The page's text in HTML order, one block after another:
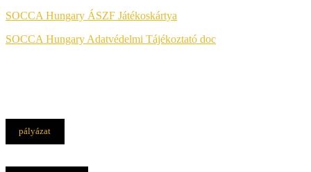
SOCCA Hungary ÁSZF Játékoskártya
SOCCA Hungary Adatvédelmi Tájékoztató doc
pályázat